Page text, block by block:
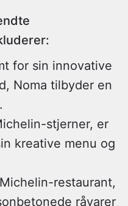
for sin innovative
Noma tilbyder en
stjerner, er
kreative menu og
restaurant,
råvarer